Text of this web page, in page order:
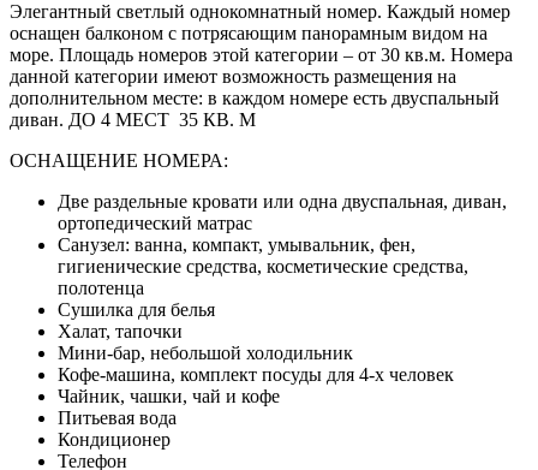
Элегантный светлый однокомнатный номер. Каждый номер
оснащен балконом с потрясающим панорамным видом на
море. Площадь номеров этой категории – от 30 кв.м. Номера
данной категории имеют возможность размещения на
дополнительном месте: в каждом номере есть двуспальный
диван. ДО 4 МЕСТ 35 КВ. М
ОСНАЩЕНИЕ НОМЕРА:
Две раздельные кровати или одна двуспальная, диван,
ортопедический матрас
Санузел: ванна, компакт, умывальник, фен,
гигиенические средства, косметические средства,
полотенца
Сушилка для белья
Халат, тапочки
Мини-бар, небольшой холодильник
Кофе-машина, комплект посуды для 4-х человек
Чайник, чашки, чай и кофе
Питьевая вода
Кондиционер
Телефон